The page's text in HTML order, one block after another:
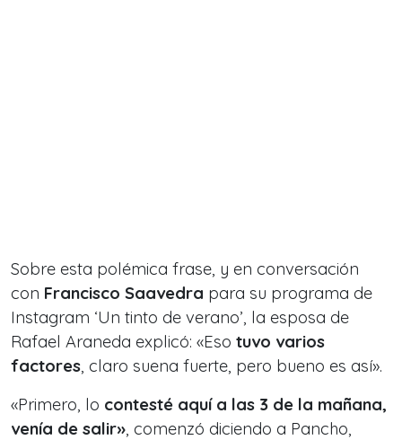
Sobre esta polémica frase, y en conversación
con Francisco Saavedra para su programa de
Instagram ‘Un tinto de verano’, la esposa de
Rafael Araneda explicó: «Eso tuvo varios
factores, claro suena fuerte, pero bueno es así».
«Primero, lo contesté aquí a las 3 de la mañana,
venía de salir», comenzó diciendo a Pancho,